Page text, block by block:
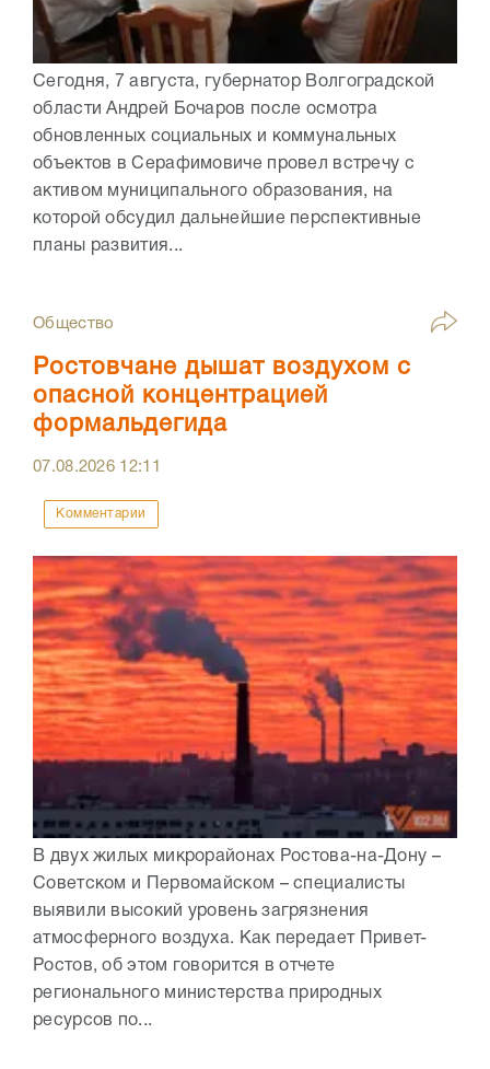
Сегодня, 7 августа, губернатор Волгоградской
области Андрей Бочаров после осмотра
обновленных социальных и коммунальных
объектов в Серафимовиче провел встречу с
активом муниципального образования, на
которой обсудил дальнейшие перспективные
планы развития...
Общество
Ростовчане дышат воздухом с
опасной концентрацией
формальдегида
07.08.2026 12:11
Комментарии
В двух жилых микрорайонах Ростова-на-Дону –
Советском и Первомайском – специалисты
выявили высокий уровень загрязнения
атмосферного воздуха. Как передает Привет-
Ростов, об этом говорится в отчете
регионального министерства природных
ресурсов по...